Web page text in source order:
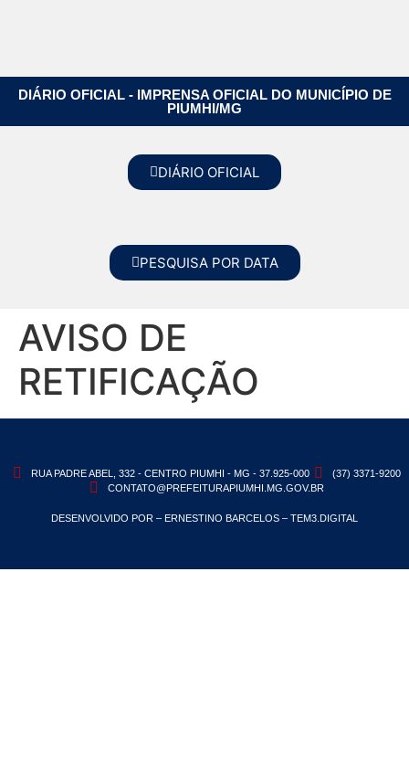
DIÁRIO OFICIAL - IMPRENSA OFICIAL DO MUNICÍPIO DE
PIUMHI/MG
DIÁRIO OFICIAL
PESQUISA POR DATA
AVISO DE
RETIFICAÇÃO
RUA PADRE ABEL, 332 - CENTRO PIUMHI - MG - 37.925-000
(37) 3371-9200
CONTATO@PREFEITURAPIUMHI.MG.GOV.BR
DESENVOLVIDO POR – ERNESTINO BARCELOS – TEM3.DIGITAL